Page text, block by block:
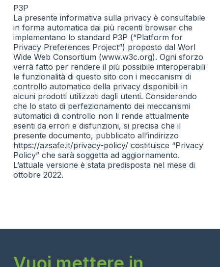
P3P
La presente informativa sulla privacy è consultabile
in forma automatica dai più recenti browser che
implementano lo standard P3P (“Platform for
Privacy Preferences Project”) proposto dal Worl
Wide Web Consortium (www.w3c.org). Ogni sforzo
verrà fatto per rendere il più possibile interoperabili
le funzionalità di questo sito con i meccanismi di
controllo automatico della privacy disponibili in
alcuni prodotti utilizzati dagli utenti. Considerando
che lo stato di perfezionamento dei meccanismi
automatici di controllo non li rende attualmente
esenti da errori e disfunzioni, si precisa che il
presente documento, pubblicato all’indirizzo
https://azsafe.it/privacy-policy/ costituisce “Privacy
Policy” che sarà soggetta ad aggiornamento.
L’attuale versione è stata predisposta nel mese di
ottobre 2022.